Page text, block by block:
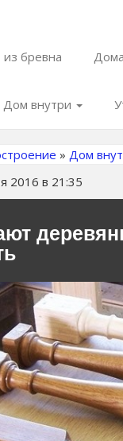
бревна
Дом внутри
» Дом
2016 в 21:35